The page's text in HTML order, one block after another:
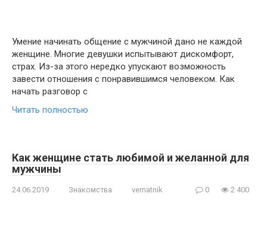
Умение начинать общение с мужчиной дано не каждой
женщине. Многие девушки испытывают дискомфорт,
страх. Из-за этого нередко упускают возможность
завести отношения с понравившимся человеком. Как
начать разговор с
Читать полностью
Как женщине стать любимой и желанной для
мужчины
24.06.2019 Знакомства vernatnik 0 2 400